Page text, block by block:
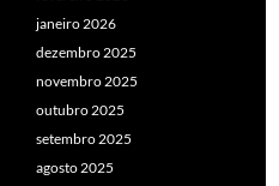
janeiro 2026
dezembro 2025
novembro 2025
outubro 2025
setembro 2025
agosto 2025